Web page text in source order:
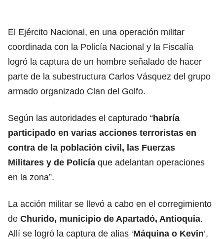
El Ejército Nacional, en una operación militar
coordinada con la Policía Nacional y la Fiscalía
logró la captura de un hombre señalado de hacer
parte de la subestructura Carlos Vásquez del grupo
armado organizado Clan del Golfo.
Según las autoridades el capturado “habría
participado en varias acciones terroristas en
contra de la población civil, las Fuerzas
Militares y de Policía que adelantan operaciones
en la zona”.
La acción militar se llevó a cabo en el corregimiento
de Churido, municipio de Apartadó, Antioquia.
Allí se logró la captura de alias ‘Máquina o Kevin’,